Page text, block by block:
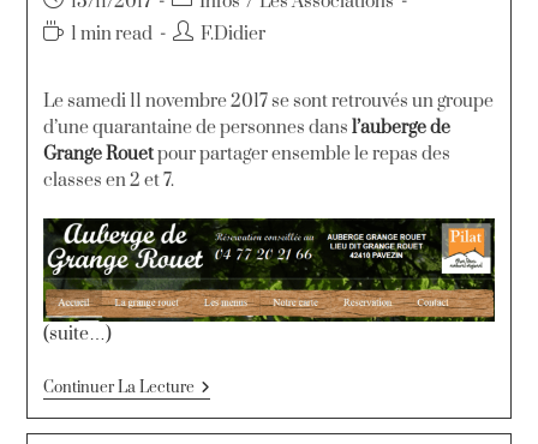
1 min read
F.Didier
Le samedi 11 novembre 2017 se sont retrouvés un groupe
d’une quarantaine de personnes dans l’auberge de
Grange Rouetpour partager ensemble le repas des
classes en 2 et 7.
(suite…)
Continuer La Lecture